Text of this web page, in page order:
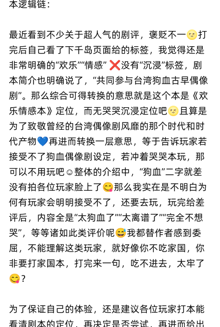
本逻辑链：
最近看到不少关于超人气的剧评，褒贬不一🌝打
完后自己看了下千岛页面给的标签，我觉得还是
非常明确的“欢乐”“情感” ❌没有“沉浸”标签，剧
本简介也明确说了，“共同参与台湾狗血古早偶像
剧”。那么综合可得转换的意思就是这个本是《欢
乐情感本》定位，而无哭哭沉浸定位吧🌝且算是
为了致敬曾经的台湾偶像剧风靡的那个时代和时
代产物💙再进而转换一层意思，等于告诉玩家若
接受不了狗血偶像剧设定，若冲着哭哭本玩，那
可以不用玩吧☺️整体的介绍中，“狗血”二字就差
没有拍各位玩家脸上了😋那么我实在是不明白为
何有玩家会明明接受不了，还要去玩，玩完给差
评后，内容全是“太狗血了”“太离谱了”“完全不想
哭”，等等诸如此类评价呢😅我都替作者感到委
屈，不能理解这类玩家，就好像你不吃家国，你
非要打家国本，打完来一句，吃不进去，太牢了
😋？
为了保证自己的体验，还是建议各位玩家打本能
看清剧本的定位，再决定是否尝试，再进而给出